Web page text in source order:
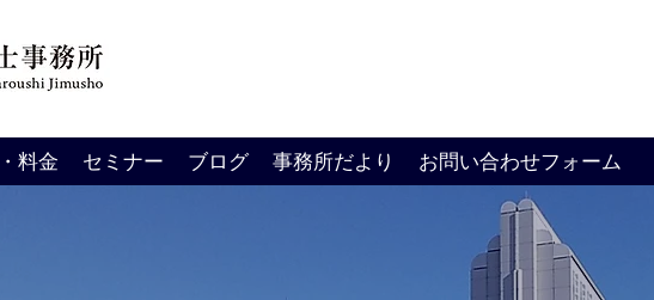
料金 セミナー ブログ 事務所だより お問い合わせフォーム